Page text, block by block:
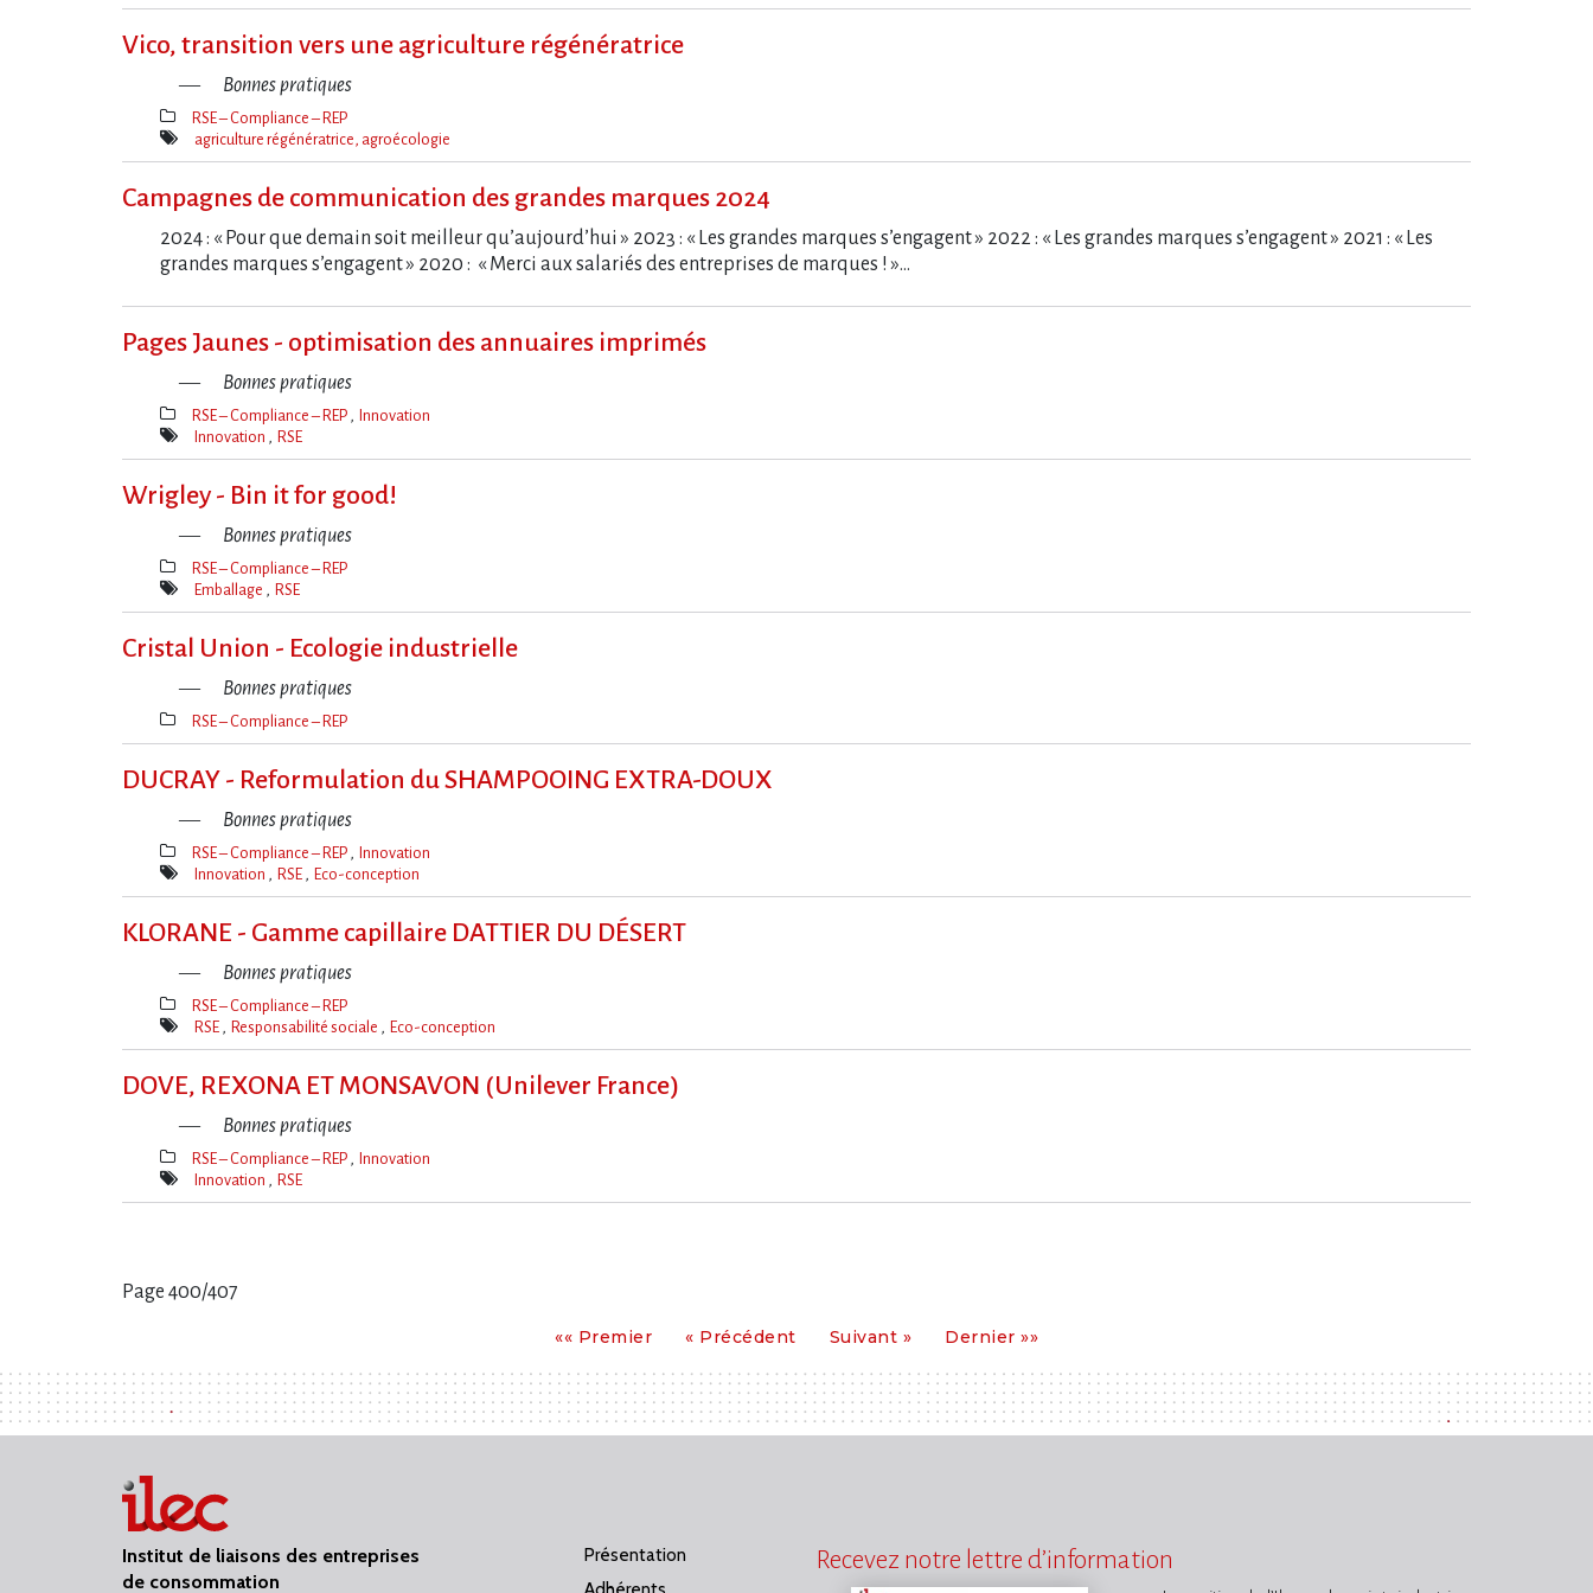
Mot(s)-
Vico, transition vers une agriculture régénératrice
Bonnes pratiques
Thèmes(s)
RSE – Compliance – REP
Mot(s)-
agriculture régénératrice, agroécologie
Campagnes de communication des grandes marques 2024
2024 : « Pour que demain soit meilleur qu’aujourd’hui » 2023 : « Les grandes marques s’engagent » 2022 : « Les grandes marques s’engagent » 2021 : « Les
grandes marques s’engagent » 2020 : « Merci aux salariés des entreprises de marques ! »…
Pages Jaunes - optimisation des annuaires imprimés
Bonnes pratiques
Thèmes(s)
RSE – Compliance – REP Innovation
Mot(s)-
Innovation RSE
Wrigley - Bin it for good!
Bonnes pratiques
Thèmes(s)
RSE – Compliance – REP
Mot(s)-
Emballage RSE
Cristal Union - Ecologie industrielle
Bonnes pratiques
Thèmes(s)
RSE – Compliance – REP
DUCRAY - Reformulation du SHAMPOOING EXTRA-DOUX
Bonnes pratiques
Thèmes(s)
RSE – Compliance – REP Innovation
Mot(s)-
Innovation RSE Eco-conception
KLORANE - Gamme capillaire DATTIER DU DÉSERT
Bonnes pratiques
Thèmes(s)
RSE – Compliance – REP
Mot(s)-
RSE Responsabilité sociale Eco-conception
DOVE, REXONA ET MONSAVON (Unilever France)
Bonnes pratiques
Thèmes(s)
RSE – Compliance – REP Innovation
Mot(s)-
Innovation RSE
Page 400/407
«« PremierPremier
« PrécédentPrécédent
Suivant
Suivant » Dernier
Dernier »»
Institut de liaisons des entreprises
de consommation
Présentation
Recevez notre lettre d’information